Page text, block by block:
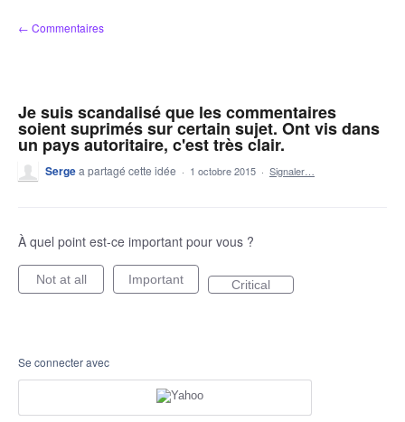
Aller
au
← Commentaires
Je suis scandalisé que les commentaires
soient suprimés sur certain sujet. Ont vis dans
un pays autoritaire, c'est très clair.
Sergea partagé cette idée · 1 octobre 2015 · Signaler…
À quel point est-ce important pour vous ?
Not at all Important Critical
Se connecter avec